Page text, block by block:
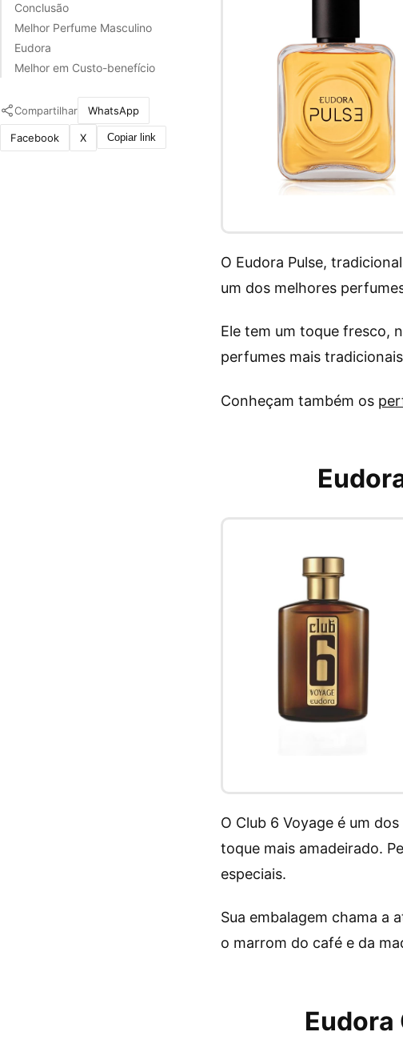
Conclusão
Melhor Perfume Masculino
Eudora
Melhor em Custo-benefício
Compartilhar WhatsApp
Facebook X Copiar link
O Eudora Pulse,
um dos melhores
Ele tem um toque fresco,
perfumes mais
Conheçam também os
O Club 6 Voyage é um
toque mais amadeirado.
especiais.
Sua embalagem chama a
o marrom do café e da
Eudora